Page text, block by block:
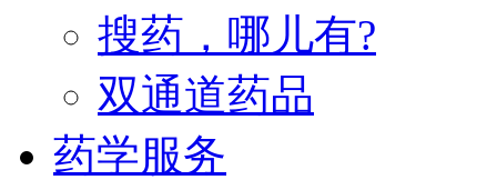
搜药，哪儿有?
双通道药品
药学服务